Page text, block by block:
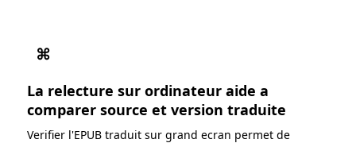
⌘
La relecture sur ordinateur aide a
comparer source et version traduite
Verifier l'EPUB traduit sur grand ecran permet de